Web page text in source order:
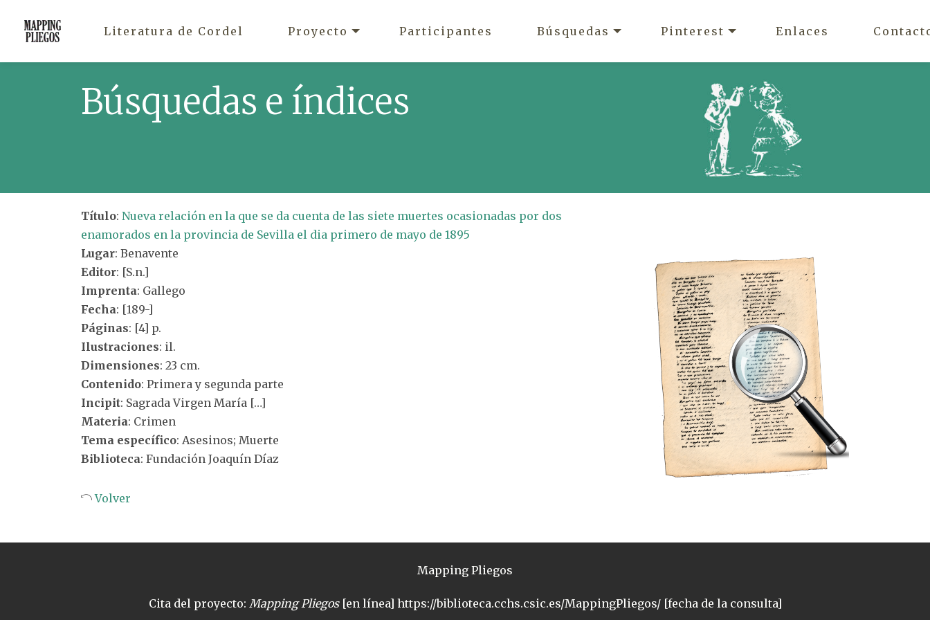
Literatura de Cordel Proyecto Participantes Búsquedas Pinterest Enlaces
Búsquedas e índices
Título: Nueva relación en la que se da cuenta de las siete muertes ocasionadas por dos
enamorados en la provincia de Sevilla el dia primero de mayo de 1895
Lugar: Benavente
Editor: [S.n.]
Imprenta: Gallego
Fecha: [189-]
Páginas: [4] p.
Ilustraciones: il.
Dimensiones: 23 cm.
Contenido: Primera y segunda parte
Incipit: Sagrada Virgen María […]
Materia: Crimen
Tema específico: Asesinos; Muerte
Biblioteca: Fundación Joaquín Díaz
Volver
Mapping Pliegos
Cita del proyecto: Mapping Pliegos[en línea] https://biblioteca.cchs.csic.es/MappingPliegos/ [fecha de la consulta]